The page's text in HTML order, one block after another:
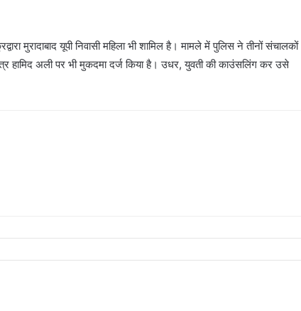
मुरादाबाद यूपी निवासी महिला भी शामिल है। मामले में पुलिस ने तीनों संचालकों
हामिद अली पर भी मुकदमा दर्ज किया है। उधर, युवती की काउंसलिंग कर उसे